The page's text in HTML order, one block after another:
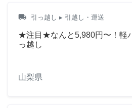
local_shipping 引っ越し ▸ 引越し・運送
★注目★なんと5,980円〜！軽
っ越し
山梨県